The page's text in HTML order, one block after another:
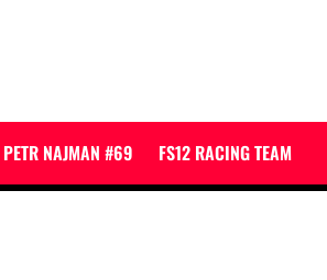
PETR NAJMAN #69 FS12 RACING TEAM